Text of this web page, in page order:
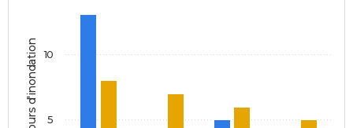
Jours d'inondation 5
10